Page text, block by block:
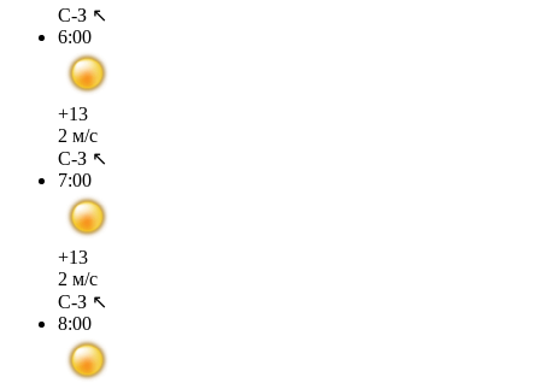
С-З ↖
6:00
+13
2 м/с
С-З ↖
7:00
+13
2 м/с
С-З ↖
8:00